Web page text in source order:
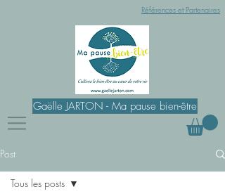
Références et Partenaires
Gaëlle JARTON - Ma pause bien-être
Post
Tous les posts